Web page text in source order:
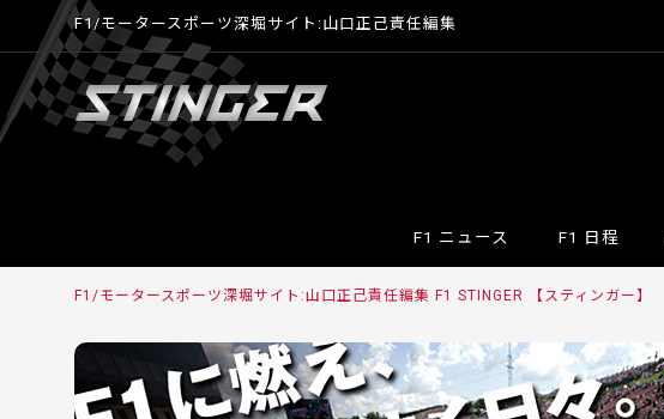
F1/モータースポーツ深堀サイト:山口正己責任編集
F1 ニュース F1 日程
F1/モータースポーツ深堀サイト:山口正己責任編集 F1 STINGER 【スティンガー】